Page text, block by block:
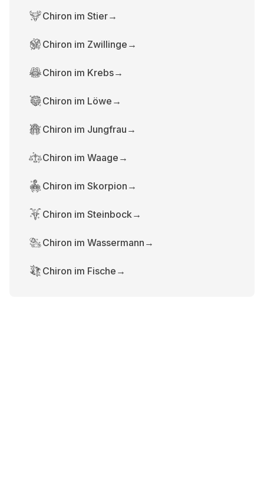
Chiron im Stier→
Chiron im Zwillinge →
Chiron im Krebs→
Chiron im Löwe →
Chiron im Jungfrau →
Chiron im Waage →
Chiron im Skorpion →
Chiron im Steinbock→
Chiron im Wassermann →
Chiron im Fische →